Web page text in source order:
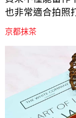
也非常適合拍照
京都抹茶